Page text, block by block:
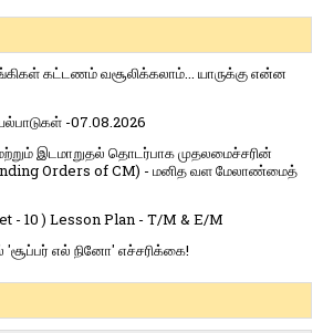
கட்டணம் வசூலிக்கலாம்... யாருக்கு என்ன
-07.08.2026
இடமாறுதல் தொடர்பாக முதலமைச்சரின்
Orders of CM) - மனித வள மேலாண்மைத்
- 10 ) Lesson Plan - T/M & E/M
எல் நினோ' எச்சரிக்கை!